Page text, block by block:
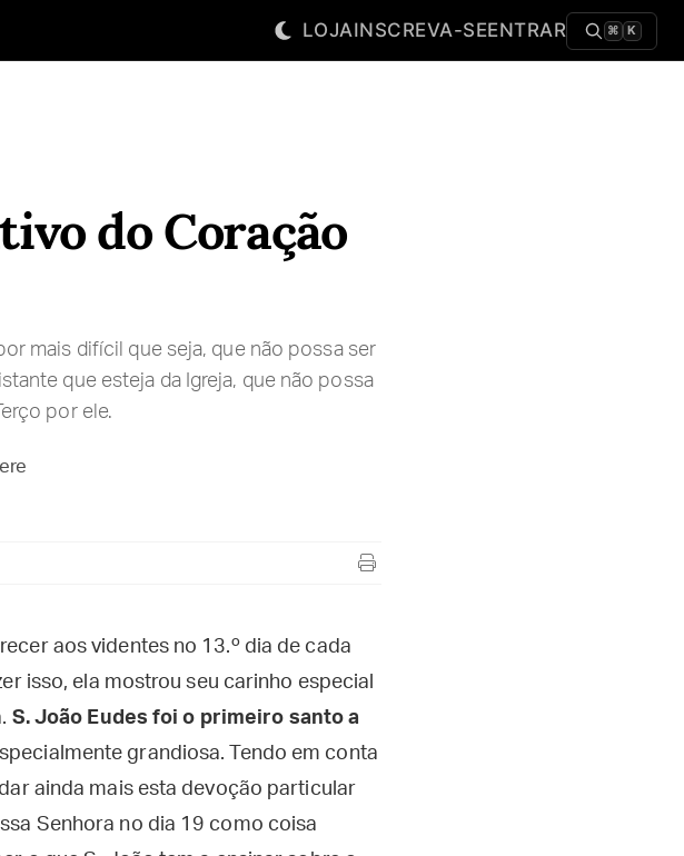
LOJAINSCREVA-SEENTRAR ⌘ K
do Coração
mais difícil que seja, que não possa ser
que esteja da Igreja, que não possa
por ele.
aos videntes no 13.º dia de cada
isso, ela mostrou seu carinho especial
S. João Eudes foi o primeiro santo a
grandiosa. Tendo em conta
ainda mais esta devoção particular
Senhora no dia 19 como coisa